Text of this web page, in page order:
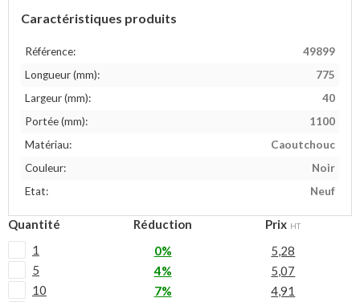
Caractéristiques produits
Référence:
49899
Longueur (mm):
775
Largeur (mm):
40
Portée (mm):
1100
Matériau:
Caoutchouc
Couleur:
Noir
Etat:
Neuf
Quantité Réduction Prix HT
1 0%
5,28
5
4%
5,07
10
7%
4,91